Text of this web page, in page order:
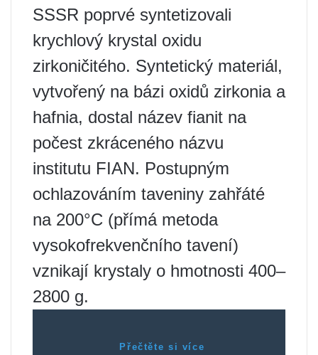
SSSR poprvé syntetizovali
krychlový krystal oxidu
zirkoničitého. Syntetický materiál,
vytvořený na bázi oxidů zirkonia a
hafnia, dostal název fianit na
počest zkráceného názvu
institutu FIAN. Postupným
ochlazováním taveniny zahřáté
na 200°C (přímá metoda
vysokofrekvenčního tavení)
vznikají krystaly o hmotnosti 400–
2800 g.
Přečtěte si více